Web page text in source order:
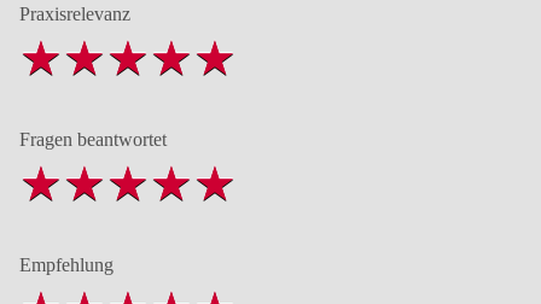
Praxisrelevanz
Fragen beantwortet
Empfehlung